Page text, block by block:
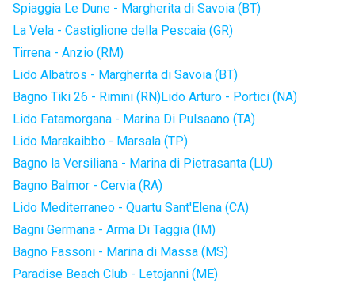
Spiaggia Le Dune - Margherita di Savoia (BT)
La Vela - Castiglione della Pescaia (GR)
Tirrena - Anzio (RM)
Lido Albatros - Margherita di Savoia (BT)
Bagno Tiki 26 - Rimini (RN)Lido Arturo - Portici (NA)
Lido Fatamorgana - Marina Di Pulsaano (TA)
Lido Marakaibbo - Marsala (TP)
Bagno la Versiliana - Marina di Pietrasanta (LU)
Bagno Balmor - Cervia (RA)
Lido Mediterraneo - Quartu Sant'Elena (CA)
Bagni Germana - Arma Di Taggia (IM)
Bagno Fassoni - Marina di Massa (MS)
Paradise Beach Club - Letojanni (ME)